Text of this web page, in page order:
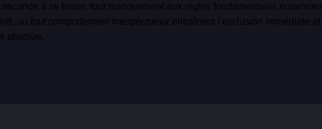
à se briser, tout manquement aux règles fondamentales
ou tout comportement irrespectueux entraînera l'exclusion immédiate
absolue.